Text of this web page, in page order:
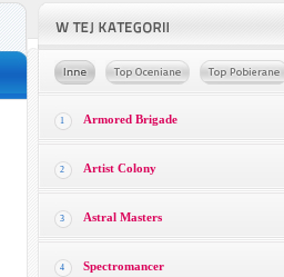
1 Armored Brigade
2 Artist Colony
3 Astral Masters
4 Spectromancer